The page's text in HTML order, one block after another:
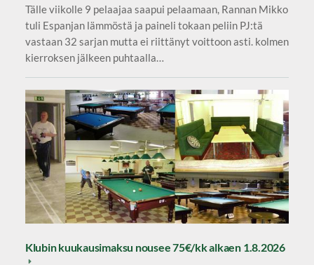
Tälle viikolle 9 pelaajaa saapui pelaamaan, Rannan Mikko
tuli Espanjan lämmöstä ja paineli tokaan peliin PJ:tä
vastaan 32 sarjan mutta ei riittänyt voittoon asti. kolmen
kierroksen jälkeen puhtaalla…
Klubin kuukausimaksu nousee 75€/kk alkaen 1.8.2026